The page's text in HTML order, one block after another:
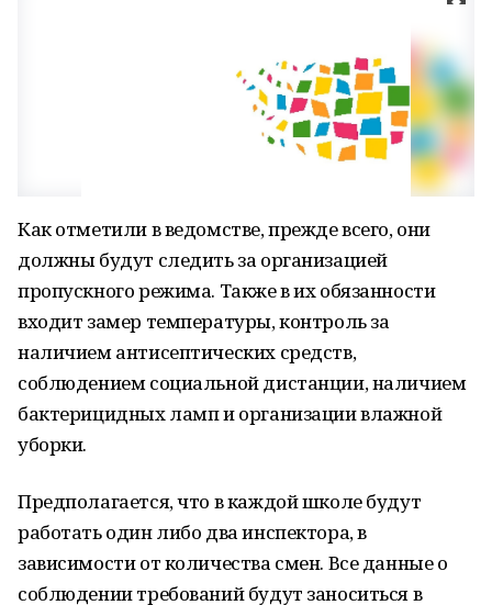
Как отметили в ведомстве, прежде всего, они
должны будут следить за организацией
пропускного режима. Также в их обязанности
входит замер температуры, контроль за
наличием антисептических средств,
соблюдением социальной дистанции, наличием
бактерицидных ламп и организации влажной
уборки.
Предполагается, что в каждой школе будут
работать один либо два инспектора, в
зависимости от количества смен. Все данные о
соблюдении требований будут заноситься в